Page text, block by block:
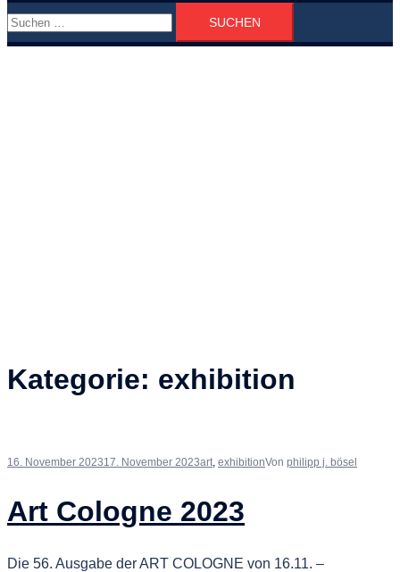
umschalten
Suchen
nach:
Kategorie: exhibition
16. November 202317. November 2023art, exhibitionVon philipp j. bösel
Art Cologne 2023
Die 56. Ausgabe der ART COLOGNE von 16.11. –